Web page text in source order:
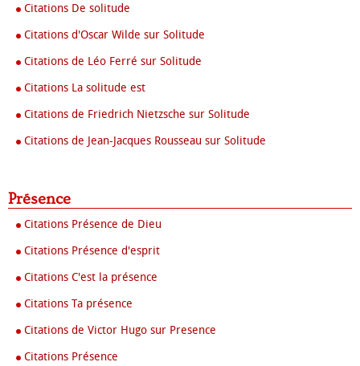
Citations De solitude
Citations d'Oscar Wilde sur Solitude
Citations de Léo Ferré sur Solitude
Citations La solitude est
Citations de Friedrich Nietzsche sur Solitude
Citations de Jean-Jacques Rousseau sur Solitude
Présence
Citations Présence de Dieu
Citations Présence d'esprit
Citations C'est la présence
Citations Ta présence
Citations de Victor Hugo sur Presence
Citations Présence